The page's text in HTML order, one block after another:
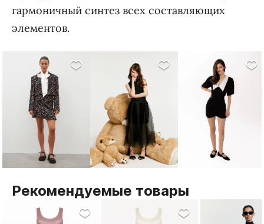
гармоничный синтез всех составляющих
элементов.
Рекомендуемые товары